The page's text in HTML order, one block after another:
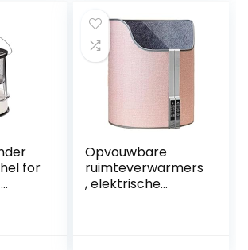
ng voor
noodverwarming
buiten, terras, dek,
thuis (kleur: groen-
4,5 l)
for
Opvouwbare
ruimteverwarmers
, elektrische